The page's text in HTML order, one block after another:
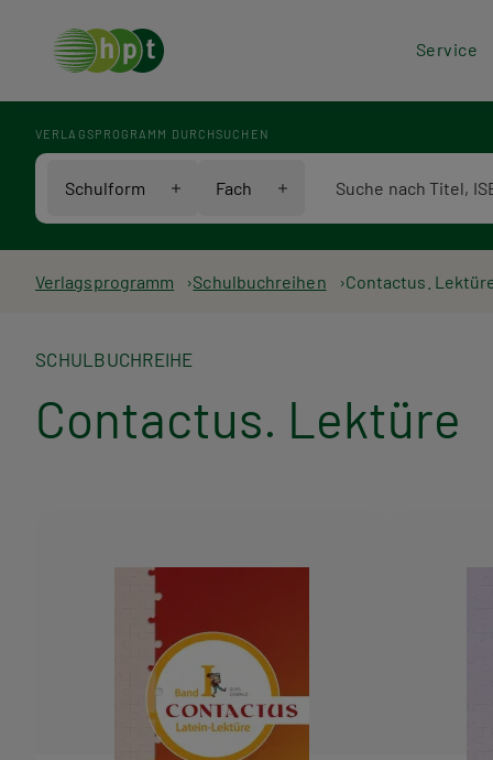
Service
VERLAGSPROGRAMM DURCHSUCHEN
Schulform Fach
Pfadnavigation
Verlagsprogramm Schulbuchreihen Contactus.
SCHULBUCHREIHE
Contactus. Lektüre